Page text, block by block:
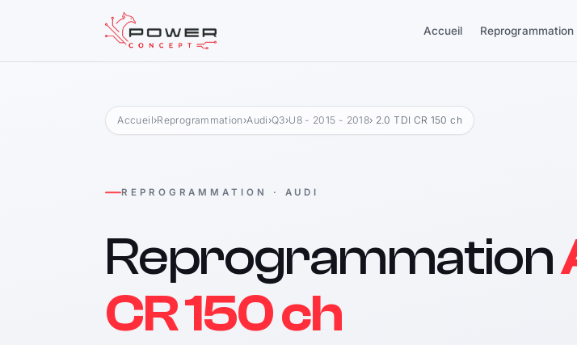
Accueil Reprogrammation
Accueil›Reprogrammation ›Audi ›Q3›U8 - 2015 - 2018› 2.0 TDI CR 150 ch
REPROGRAMMATION · AUDI
Reprogrammation
CR 150 ch